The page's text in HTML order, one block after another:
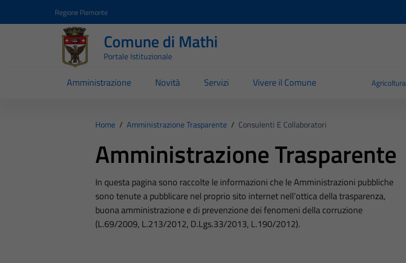
Regione Piemonte
Comune di Mathi
Portale Istituzionale
Amministrazione Novità Servizi Vivere il Comune Agricoltura
Home / Amministrazione Trasparente / Consulenti E Collaboratori
Amministrazione Trasparente
In questa pagina sono raccolte le informazioni che le Amministrazioni pubbliche
sono tenute a pubblicare nel proprio sito internet nell’ottica della trasparenza,
buona amministrazione e di prevenzione dei fenomeni della corruzione
(L.69/2009, L.213/2012, D.Lgs.33/2013, L.190/2012).